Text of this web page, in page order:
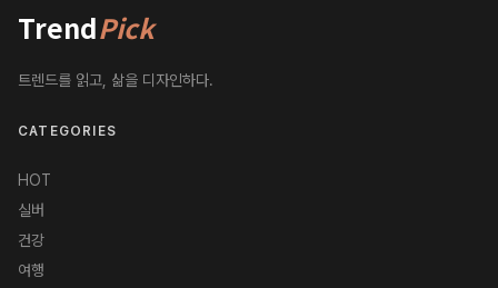
TrendPick
트렌드를 읽고, 삶을 디자인하다.
CATEGORIES
HOT
실버
건강
여행